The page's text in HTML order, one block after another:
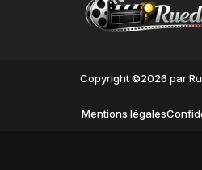
Copyright ©2026 par
Mentions légales